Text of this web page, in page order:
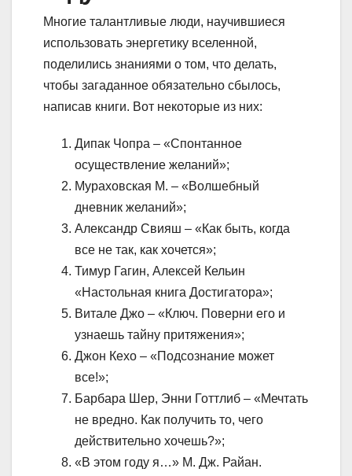
Многие талантливые люди, научившиеся
использовать энергетику вселенной,
поделились знаниями о том, что делать,
чтобы загаданное обязательно сбылось,
написав книги. Вот некоторые из них:
Дипак Чопра – «Спонтанное
осуществление желаний»;
Мураховская М. – «Волшебный
дневник желаний»;
Александр Свияш – «Как быть, когда
все не так, как хочется»;
Тимур Гагин, Алексей Кельин
«Настольная книга Достигатора»;
Витале Джо – «Ключ. Поверни его и
узнаешь тайну притяжения»;
Джон Кехо – «Подсознание может
все!»;
Барбара Шер, Энни Готтлиб – «Мечтать
не вредно. Как получить то, чего
действительно хочешь?»;
«В этом году я…» М. Дж. Райан.